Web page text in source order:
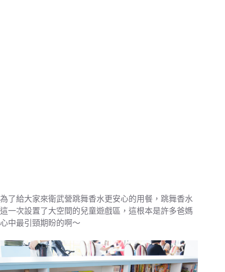
為了給大家來衛武營跳舞香水更安心的用餐，跳舞香水
這一次設置了大空間的兒童遊戲區，這根本是許多爸媽
心中最引頸期盼的啊～